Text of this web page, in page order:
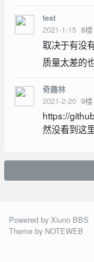
test
2021-1-15 8楼
取决于有没
质量太差的
奇趣林
2021-2-20 9楼
https://
然没看到这
Powered by Xiuno BBS
Theme by NOTEWEB